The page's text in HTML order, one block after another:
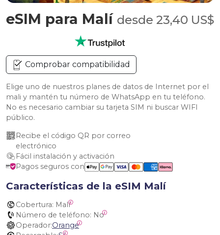
eSIM para Malí desde 23,40 US$
Comprobar compatibilidad
Elige uno de nuestros planes de datos de Internet por el
mali y mantén tu número de WhatsApp en tu teléfono.
No es necesario cambiar su tarjeta SIM ni buscar WIFI
público.
Recibe el código QR por correo
electrónico
Fácil instalación y activación
Pagos seguros con
Características de la eSIM Malí
Cobertura: Malí
Número de teléfono: No
Operador:Orange